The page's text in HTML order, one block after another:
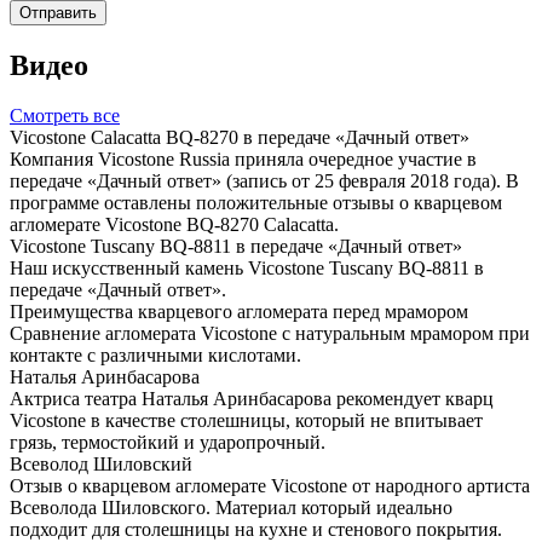
Отправить
Видео
Смотреть все
Vicostone Calacatta BQ-8270 в передаче «Дачный ответ»
Компания Vicostone Russia приняла очередное участие в
передаче «Дачный ответ» (запись от 25 февраля 2018 года). В
программе оставлены положительные отзывы о кварцевом
агломерате Vicostone BQ-8270 Calacatta.
Vicostone Tuscany BQ-8811 в передаче «Дачный ответ»
Наш искусственный камень Vicostone Tuscany BQ-8811 в
передаче «Дачный ответ».
Преимущества кварцевого агломерата перед мрамором
Сравнение агломерата Vicostone с натуральным мрамором при
контакте с различными кислотами.
Наталья Аринбасарова
Актриса театра Наталья Аринбасарова рекомендует кварц
Vicostone в качестве столешницы, который не впитывает
грязь, термостойкий и ударопрочный.
Всеволод Шиловский
Отзыв о кварцевом агломерате Vicostone от народного артиста
Всеволода Шиловского. Материал который идеально
подходит для столешницы на кухне и стенового покрытия.